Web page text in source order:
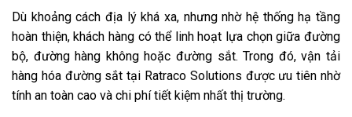
Dù khoảng cách địa lý khá xa, nhưng nhờ hệ thống hạ tầng
hoàn thiện, khách hàng có thể linh hoạt lựa chọn giữa đường
bộ, đường hàng không hoặc đường sắt. Trong đó, vận tải
hàng hóa đường sắt tại Ratraco Solutions được ưu tiên nhờ
tính an toàn cao và chi phí tiết kiệm nhất thị trường.